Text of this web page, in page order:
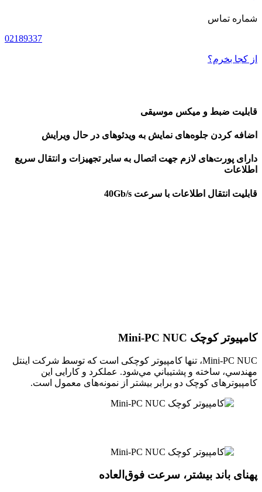
شماره تماس
02189337
از کجا بخرم؟
قابلیت ضبط و میکس موسیقی
اضافه کردن جلوه‌های نمایش به ویدئوهای در حال ویرایش
دارای پورت‌های لازم جهت اتصال به سایر تجهیزات و انتقال سریع
اطلاعات
قابلیت انتقال اطلاعات با سرعت 40Gb/s
کامپیوتر کوچک Mini-PC NUC
Mini-PC NUC، تنها کامپیوتر کوچکی است كه توسط شركت اينتل
مهندسي، ساخته و پشتيباني مي‌شود. عملکرد و کارایی این
کامپیوترهای کوچک دو برابر بیشتر از نمونه‌های معمول است.
پهنای باند بیشتر، سرعت فوق‌العاده